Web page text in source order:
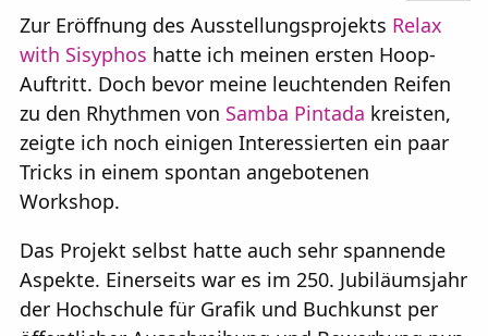
08.04.15 |
Rollen:
Kunstart:
Zur Eröffnung des Ausstellungsprojekts Relax
with Sisyphos hatte ich meinen ersten Hoop-
Auftritt. Doch bevor meine leuchtenden Reifen
zu den Rhythmen von Samba Pintada kreisten,
zeigte ich noch einigen Interessierten ein paar
Tricks in einem spontan angebotenen
Workshop.
Das Projekt selbst hatte auch sehr spannende
Aspekte. Einerseits war es im 250. Jubiläumsjahr
der Hochschule für Grafik und Buchkunst per